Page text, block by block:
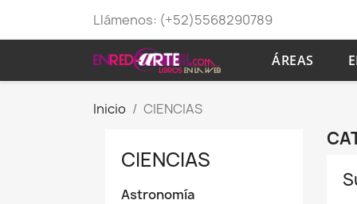
Llámenos: (+52)5568290789
ÁREAS
Inicio CIENCIAS
CIENCIAS
Astronomía